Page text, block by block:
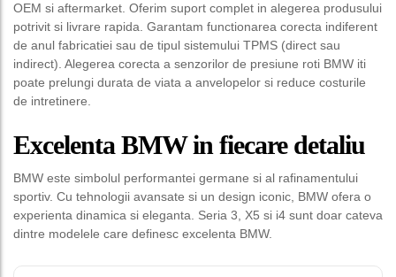
OEM si aftermarket. Oferim suport complet in alegerea produsului
potrivit si livrare rapida. Garantam functionarea corecta indiferent
de anul fabricatiei sau de tipul sistemului TPMS (direct sau
indirect). Alegerea corecta a senzorilor de presiune roti BMW iti
poate prelungi durata de viata a anvelopelor si reduce costurile
de intretinere.
Excelenta BMW in fiecare detaliu
BMW este simbolul performantei germane si al rafinamentului
sportiv. Cu tehnologii avansate si un design iconic, BMW ofera o
experienta dinamica si eleganta. Seria 3, X5 si i4 sunt doar cateva
dintre modelele care definesc excelenta BMW.